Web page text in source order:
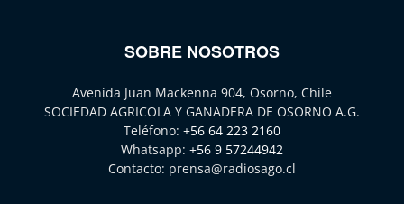
SOBRE NOSOTROS
Avenida Juan Mackenna 904, Osorno, Chile
SOCIEDAD AGRICOLA Y GANADERA DE OSORNO A.G.
Teléfono: +56 64 223 2160
Whatsapp: +56 9 57244942
Contacto: prensa@radiosago.cl